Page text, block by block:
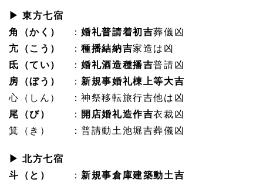
▶ 東方七宿
角（かく）
：婚礼普請着初吉葬儀凶
亢（こう）
：種播結納吉家造は凶
氐（てい）
：婚礼酒造種播吉普請凶
房（ぼう）
： 新規事婚礼棟上等大吉
心（しん） ：神祭移転旅行吉他は凶
尾（び）
： 開店婚礼造作吉衣裁凶
箕（き） ：普請動土池堀吉葬儀凶
▶ 北方七宿
斗（と）
： 新規事倉庫建築動土吉